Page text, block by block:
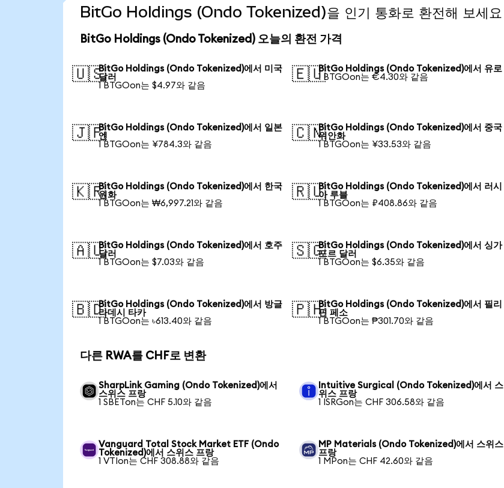
BitGo Holdings (Ondo Tokenized)을 인기 통화로 환전해 보세요
BitGo Holdings (Ondo Tokenized) 오늘의 환전 가격
🇺🇸BitGo Holdings (Ondo Tokenized)에서 미국
달러
1 BTGOon는 $4.97와 같음
🇪🇺BitGo Holdings (Ondo Tokenized)에서 유로
1 BTGOon는 €4.30와 같음
🇯🇵BitGo Holdings (Ondo Tokenized)에서 일본
엔
1 BTGOon는 ¥784.3와 같음
🇨🇳BitGo Holdings (Ondo Tokenized)에서 중국
위안화
1 BTGOon는 ¥33.53와 같음
🇰🇷BitGo Holdings (Ondo Tokenized)에서 한국
원화
1 BTGOon는 ₩6,997.21와 같음
🇷🇺BitGo Holdings (Ondo Tokenized)에서 러시
아 루블
1 BTGOon는 ₽408.86와 같음
🇦🇺BitGo Holdings (Ondo Tokenized)에서 호주
달러
1 BTGOon는 $7.03와 같음
🇸🇬BitGo Holdings (Ondo Tokenized)에서 싱가
포르 달러
1 BTGOon는 $6.35와 같음
🇧🇩BitGo Holdings (Ondo Tokenized)에서 방글
라데시 타카
1 BTGOon는 ৳613.40와 같음
🇵🇭BitGo Holdings (Ondo Tokenized)에서 필리
핀 페소
1 BTGOon는 ₱301.70와 같음
다른 RWA를 CHF로 변환
SharpLink Gaming (Ondo Tokenized)에서
스위스 프랑
1 SBETon는 CHF 5.10와 같음
Intuitive Surgical (Ondo Tokenized)에서 스
위스 프랑
1 ISRGon는 CHF 306.58와 같음
Vanguard Total Stock Market ETF (Ondo
Tokenized)에서 스위스 프랑
1 VTIon는 CHF 308.88와 같음
MP Materials (Ondo Tokenized)에서 스위스
프랑
1 MPon는 CHF 42.60와 같음